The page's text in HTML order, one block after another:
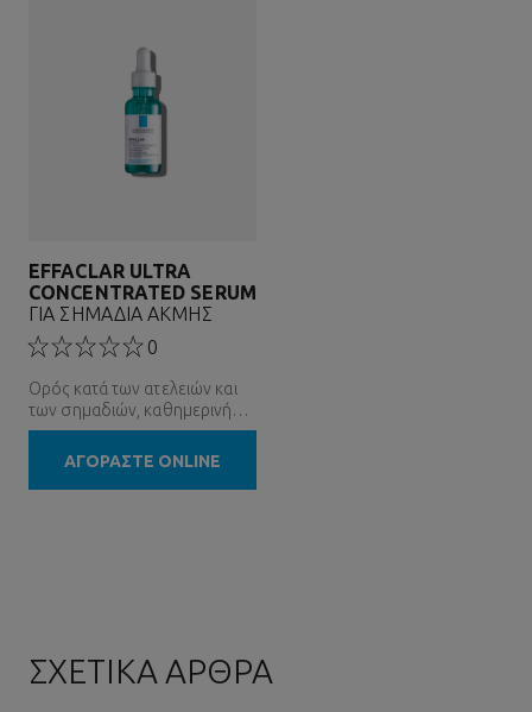
EFFACLAR ULTRA
CONCENTRATED SERUM
ΓΙΑ ΣΗΜΑΔΙΑ ΑΚΜΗΣ
0
Ορός κατά των ατελειών και
των σημαδιών, καθημερινή
απολέπιση
ΑΓΟΡΑΣΤΕ ONLINE
ΣΧΕΤΙΚΑ ΑΡΘΡΑ